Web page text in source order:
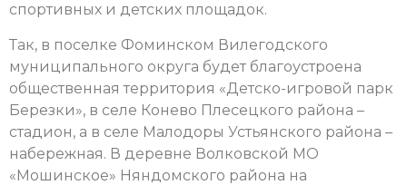
спортивных и детских площадок.
Так, в поселке Фоминском Вилегодского
муниципального округа будет благоустроена
общественная территория «Детско-игровой парк
Березки», в селе Конево Плесецкого района –
стадион, а в селе Малодоры Устьянского района –
набережная. В деревне Волковской МО
«Мошинское» Няндомского района на